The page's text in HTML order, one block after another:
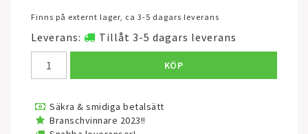
Finns på externt lager, ca 3-5 dagars leverans
Leverans: Tillåt 3-5 dagars leverans
KÖP
Säkra & smidiga betalsätt
Branschvinnare 2023!!